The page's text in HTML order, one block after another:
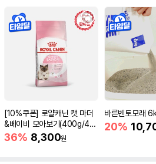
[10%쿠폰] 로얄캐닌 캣 마더
&베이비 모아보기(400g/4/1
0kg)
36% 8,300원
바른벤토모래
20%